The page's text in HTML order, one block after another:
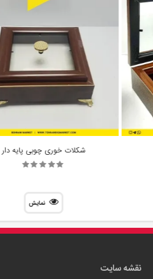
شکلات خوری چوبی پایه دار
نمایش
نقشه سایت